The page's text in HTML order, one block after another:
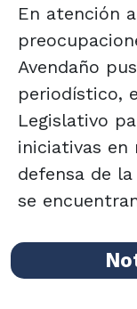
En atención
Avendaño
periodístico,
Legislativo
iniciativas
defensa de
se